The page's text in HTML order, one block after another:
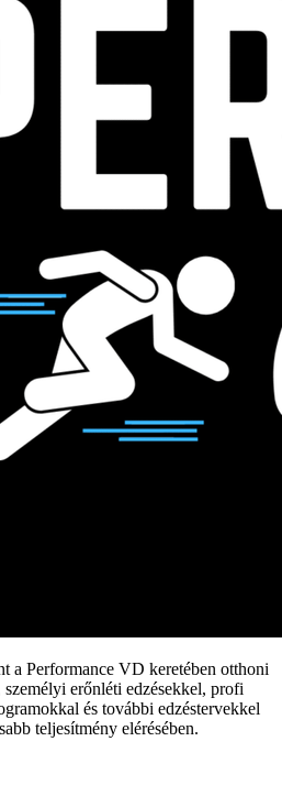
a Performance VD keretében otthoni
személyi erőnléti edzésekkel, profi
és további edzéstervekkel
teljesítmény elérésében.